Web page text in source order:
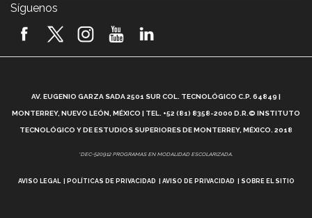
2026! (video)
¿Cómo es el Modelo Educativo Tec? (video)
Vida Tec: Feminismo e Inteligencia Artificial, Paola
Síguenos
AV. EUGENIO GARZA SADA 2501 SUR COL. TECNOLÓGICO C.P. 64849 |
MONTERREY, NUEVO LEÓN, MÉXICO | TEL. +52 (81) 8358-2000 D.R.© INSTITUTO
TECNOLÓGICO Y DE ESTUDIOS SUPERIORES DE MONTERREY, MÉXICO. 2018
*DEC-520912 PROGRAMAS EN MODALIDAD ESCOLARIZADA.
AVISO LEGAL POLÍTICAS DE PRIVACIDAD AVISO DE PRIVACIDAD SOBRE EL SITIO